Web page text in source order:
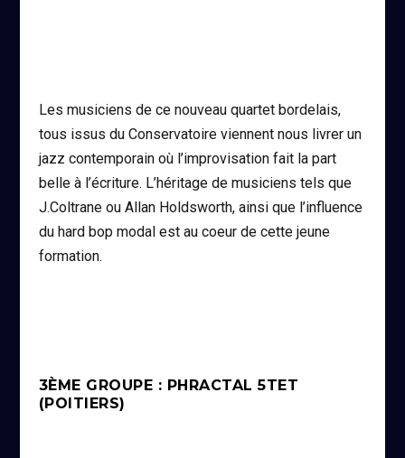
Les musiciens de ce nouveau quartet bordelais,
tous issus du Conservatoire viennent nous livrer un
jazz contemporain où l’improvisation fait la part
belle à l’écriture. L’héritage de musiciens tels que
J.Coltrane ou Allan Holdsworth, ainsi que l’influence
du hard bop modal est au coeur de cette jeune
formation.
3ÈME GROUPE : PHRACTAL 5TET
(POITIERS)